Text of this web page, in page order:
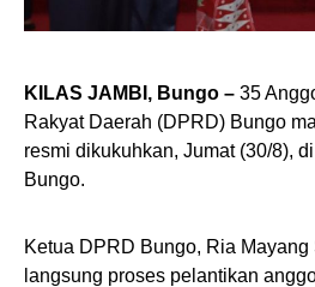
KILAS JAMBI, Bungo – 35
Rakyat Daerah (DPRD) Bungo
resmi dikukuhkan, Jumat (30/8),
Bungo.
Ketua DPRD Bungo, Ria
langsung proses pelantikan